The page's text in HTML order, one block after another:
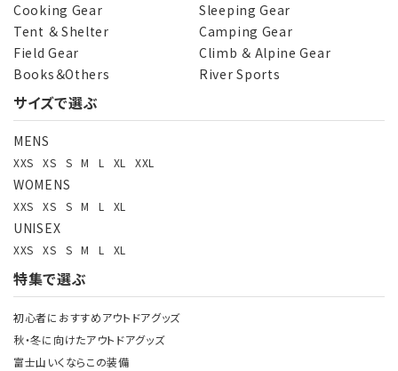
Cooking Gear
Sleeping Gear
Tent ＆ Shelter
Camping Gear
Field Gear
Climb ＆ Alpine Gear
Books＆Others
River Sports
サイズで選ぶ
MENS
XXS XS S M L XL XXL
WOMENS
XXS XS S M L XL
UNISEX
XXS XS S M L XL
特集で選ぶ
初心者におすすめアウトドアグッズ
秋・冬に向けたアウトドアグッズ
富士山いくならこの装備